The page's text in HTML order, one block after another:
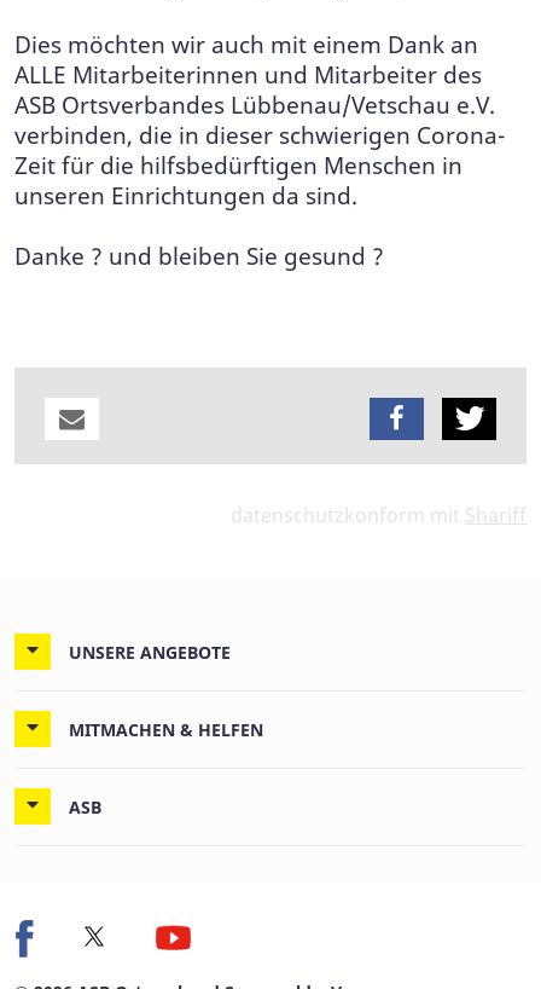
Dies möchten wir auch mit einem Dank an
ALLE Mitarbeiterinnen und Mitarbeiter des
ASB Ortsverbandes Lübbenau/Vetschau e.V.
verbinden, die in dieser schwierigen Corona-
Zeit für die hilfsbedürftigen Menschen in
unseren Einrichtungen da sind.
Danke ? und bleiben Sie gesund ?
datenschutzkonform mit Shariff
UNSERE ANGEBOTE
MITMACHEN & HELFEN
ASB